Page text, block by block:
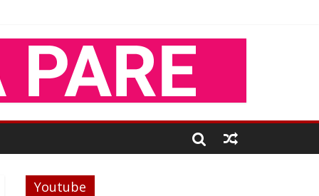
Youtube